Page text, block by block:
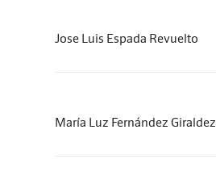
Jose Luis Espada Revuelto
María Luz Fernández Giraldez